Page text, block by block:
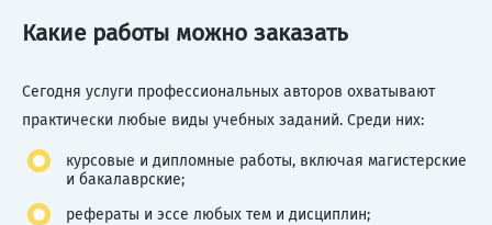
Какие работы можно заказать
Сегодня услуги профессиональных авторов охватывают
практически любые виды учебных заданий. Среди них:
курсовые и дипломные работы, включая магистерские
и бакалаврские;
рефераты и эссе любых тем и дисциплин;